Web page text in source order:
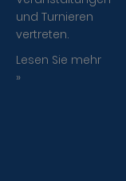
und Turnieren
vertreten.
Lesen Sie mehr
»